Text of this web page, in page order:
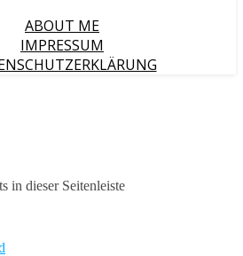
ABOUT ME
IMPRESSUM
in dieser Seitenleiste